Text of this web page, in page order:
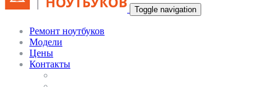
Toggle navigation
Ремонт ноутбуков
Модели
Цены
Контакты